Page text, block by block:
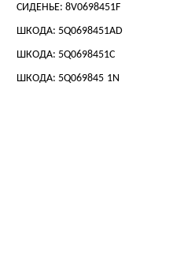
СИДЕНЬЕ: 8V0698451F
ШКОДА: 5Q0698451AD
ШКОДА: 5Q0698451C
ШКОДА: 5Q069845 1N